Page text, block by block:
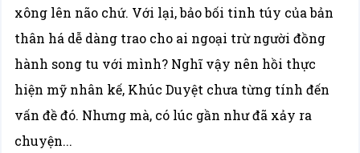
xông lên não chứ. Với lại, bảo bối tinh túy của bản
thân há dễ dàng trao cho ai ngoại trừ người đồng
hành song tu với mình? Nghĩ vậy nên hồi thực
hiện mỹ nhân kế, Khúc Duyệt chưa từng tính đến
vấn đề đó. Nhưng mà, có lúc gần như đã xảy ra
chuyện...